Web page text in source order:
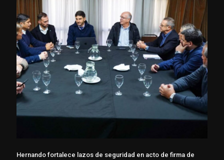
Hernando fortalece lazos de seguridad en acto de firma de